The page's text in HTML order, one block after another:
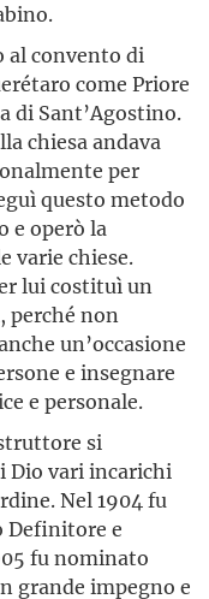
al convento di
come Priore
di Sant’Agostino.
chiesa andava
per
questo metodo
e operò la
varie chiese.
lui costituì un
perché non
un’occasione
e insegnare
e personale.
si
Dio vari incarichi
Nel 1904 fu
Definitore e
fu nominato
grande impegno e